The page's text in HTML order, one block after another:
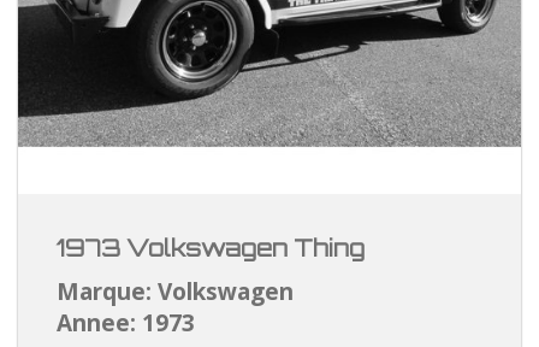
1973 Volkswagen Thing
Marque: Volkswagen
Annee: 1973